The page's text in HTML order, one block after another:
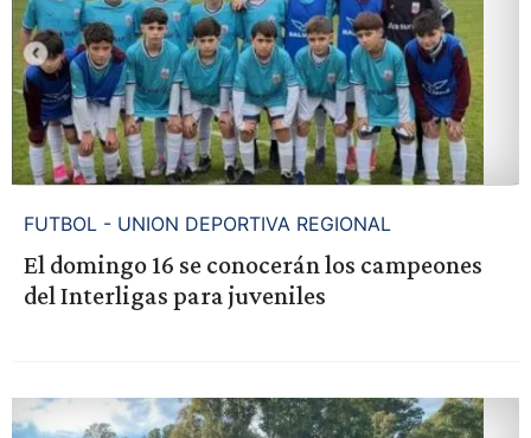
FUTBOL - UNION DEPORTIVA REGIONAL
El domingo 16 se conocerán los campeones
del Interligas para juveniles